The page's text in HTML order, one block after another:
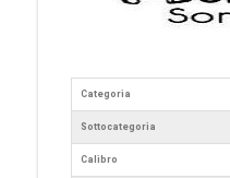
Categoria
Sottocategoria
Calibro